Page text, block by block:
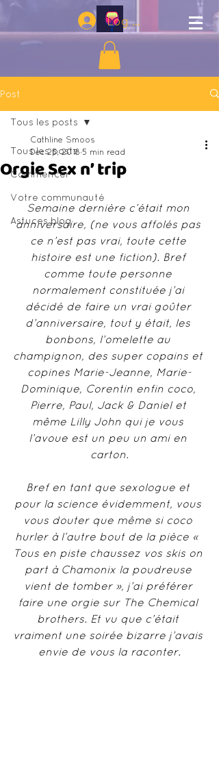
Log In
Post
Tous les posts
Commencer
Votre communauté
Astuces blog
Tous les posts
Orgie Sex n’ trip
Cathline Smoos
Dec 25, 2018 5 min read
Semaine dernière c’était mon
anniversaire, (ne vous affolés pas
ce n’est pas vrai, toute cette
histoire est une fiction). Bref
comme toute personne
normalement constituée j’ai
décidé de faire un vrai goûter
d’anniversaire, tout y était, les
bonbons, l’omelette au
champignon, des super copains et
copines Marie-Jeanne, Marie-
Dominique, Corentin enfin coco,
Pierre, Paul, Jack & Daniel et
même Lilly John qui je vous
l’avoue est un peu un ami en
carton.
Bref en tant que sexologue et
pour la science évidemment, vous
vous douter que même si coco
hurler à l’autre bout de la pièce «
Tous en piste chaussez vos skis on
part à Chamonix la poudreuse
vient de tomber », j’ai préférer
faire une orgie sur The Chemical
brothers. Et vu que c’était
vraiment une soirée bizarre j’avais
envie de vous la raconter.